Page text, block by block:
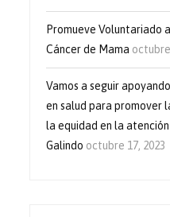
Promueve Voluntariado
Cáncer de Mama octubre
Vamos a seguir
en salud para promover
la equidad en la
Galindo octubre 17, 2023